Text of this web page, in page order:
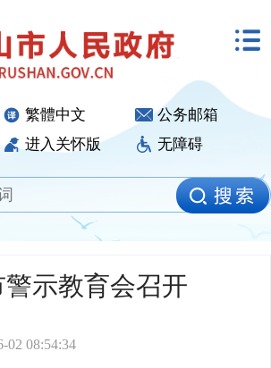
繁體中文
公务邮箱
进入关怀版 无障碍
示教育会召开
02 08:54:34